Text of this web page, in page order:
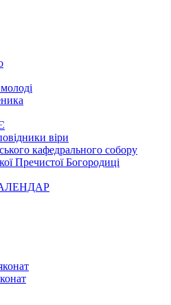
віри
кафедрального собору
Пречистої Богородиці